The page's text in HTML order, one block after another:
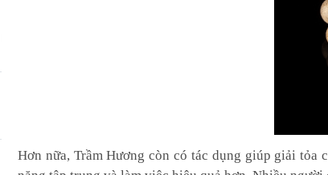
Hơn nữa, Trầm Hương còn có tác dụng giúp giải tỏa